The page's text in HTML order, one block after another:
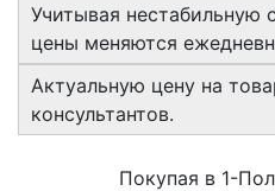
Учитывая нестабильную
цены меняются
Актуальную цену на
консультантов.
Покупая в 1-